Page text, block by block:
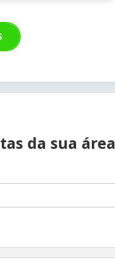
da sua área